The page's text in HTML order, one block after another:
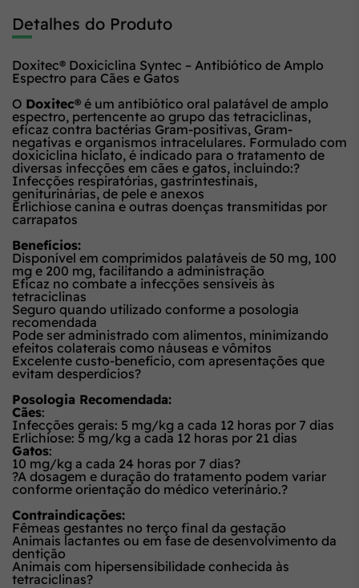
Detalhes do Produto
Doxitec® Doxiciclina Syntec – Antibiótico de Amplo
Espectro para Cães e Gatos
O Doxitec® é um antibiótico oral palatável de amplo
espectro, pertencente ao grupo das tetraciclinas,
eficaz contra bactérias Gram-positivas, Gram-
negativas e organismos intracelulares. Formulado com
doxiciclina hiclato, é indicado para o tratamento de
diversas infecções em cães e gatos, incluindo:?
Infecções respiratórias, gastrintestinais,
geniturinárias, de pele e anexos
Erlichiose canina e outras doenças transmitidas por
carrapatos
Benefícios:
Disponível em comprimidos palatáveis de 50 mg, 100
mg e 200 mg, facilitando a administração
Eficaz no combate a infecções sensíveis às
tetraciclinas
Seguro quando utilizado conforme a posologia
recomendada
Pode ser administrado com alimentos, minimizando
efeitos colaterais como náuseas e vômitos
Excelente custo-benefício, com apresentações que
evitam desperdícios?
Posologia Recomendada:
Cães:
Infecções gerais: 5 mg/kg a cada 12 horas por 7 dias
Erlichiose: 5 mg/kg a cada 12 horas por 21 dias
Gatos:
10 mg/kg a cada 24 horas por 7 dias?
?A dosagem e duração do tratamento podem variar
conforme orientação do médico veterinário.?
Contraindicações:
Fêmeas gestantes no terço final da gestação
Animais lactantes ou em fase de desenvolvimento da
dentição
Animais com hipersensibilidade conhecida às
tetraciclinas?